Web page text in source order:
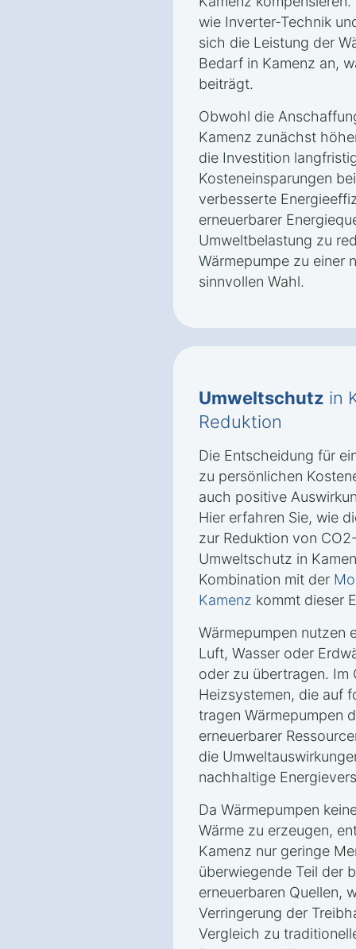
wie Inverter-Technik
sich die Leistung der
Bedarf in Kamenz an,
beiträgt.
Obwohl die
Kamenz zunächst
die Investition
Kosteneinsparungen
verbesserte
erneuerbarer
Umweltbelastung zu
Wärmepumpe zu einer
sinnvollen Wahl.
Umweltschutz in
Reduktion
Die Entscheidung für
zu persönlichen
auch positive
Hier erfahren Sie, wie
zur Reduktion von
Umweltschutz in
Kombination mit der
Kamenz kommt dieser
Wärmepumpen nutzen
Luft, Wasser oder
oder zu übertragen. Im
Heizsystemen, die auf
tragen Wärmepumpen
erneuerbarer
die
nachhaltige
Da Wärmepumpen
Wärme zu erzeugen,
Kamenz nur geringe
überwiegende Teil der
erneuerbaren Quellen,
Verringerung der
Vergleich zu